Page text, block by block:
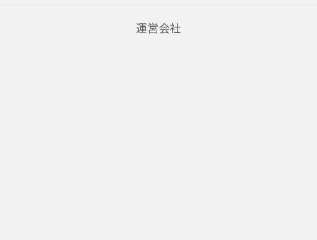
運営会社